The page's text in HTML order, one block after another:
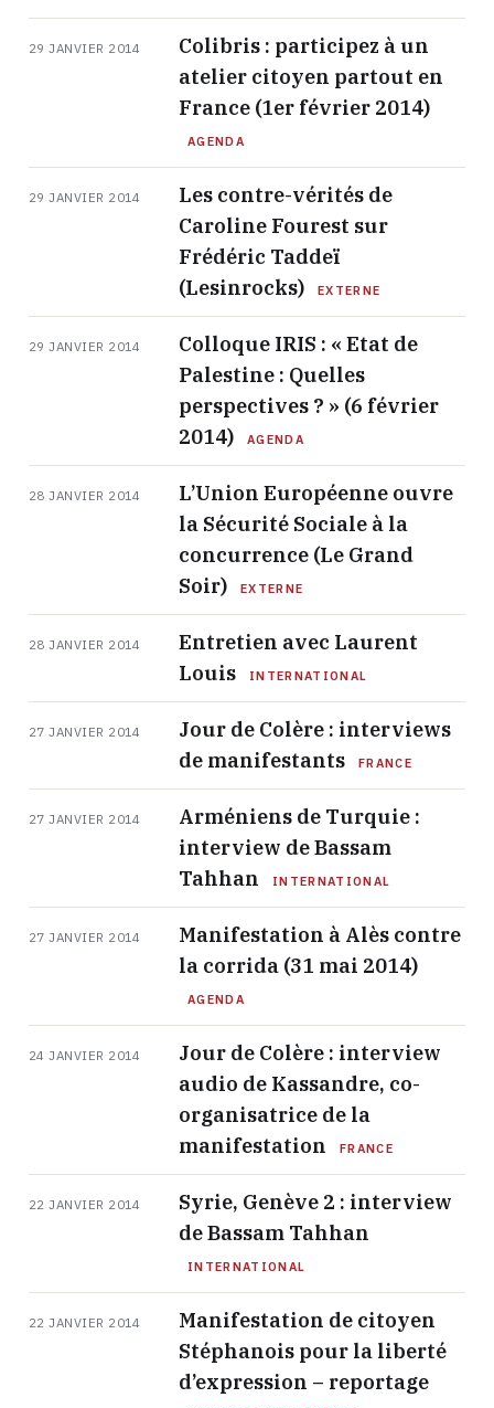
29 JANVIER 2014
Colibris : participez à un
atelier citoyen partout en
France (1er février 2014)
AGENDA
29 JANVIER 2014
Les contre-vérités de
Caroline Fourest sur
Frédéric Taddeï
(Lesinrocks)
EXTERNE
29 JANVIER 2014
Colloque IRIS : « Etat de
Palestine : Quelles
perspectives ? » (6 février
2014)
AGENDA
28 JANVIER 2014
L’Union Européenne ouvre
la Sécurité Sociale à la
concurrence (Le Grand
Soir)
EXTERNE
28 JANVIER 2014
Entretien avec Laurent
Louis
INTERNATIONAL
27 JANVIER 2014
Jour de Colère : interviews
de manifestants
FRANCE
27 JANVIER 2014
Arméniens de Turquie :
interview de Bassam
Tahhan
INTERNATIONAL
27 JANVIER 2014
Manifestation à Alès contre
la corrida (31 mai 2014)
AGENDA
24 JANVIER 2014
Jour de Colère : interview
audio de Kassandre, co-
organisatrice de la
manifestation
FRANCE
22 JANVIER 2014
Syrie, Genève 2 : interview
de Bassam Tahhan
INTERNATIONAL
22 JANVIER 2014
Manifestation de citoyen
Stéphanois pour la liberté
d’expression – reportage